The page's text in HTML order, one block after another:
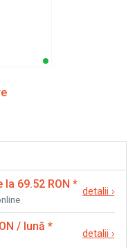
la 69.52 RON *
detalii ›
/ lună *
detalii ›